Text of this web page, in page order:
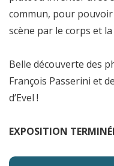
commun, pour
scène par le corps et la
Belle découverte des
François Passerini et
d’Evel !
EXPOSITION